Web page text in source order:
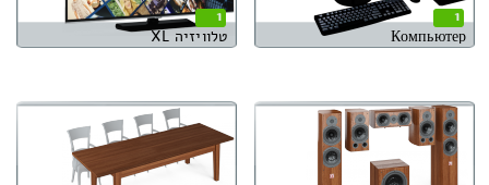
1
Компьютер
1
טלוויזיה XL